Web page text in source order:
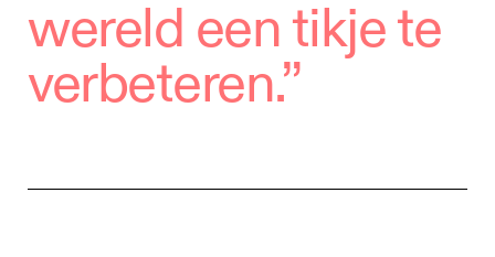
wereld een tikje te
verbeteren.”